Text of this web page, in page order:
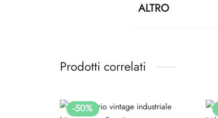
ALTRO
Prodotti correlati
-50%